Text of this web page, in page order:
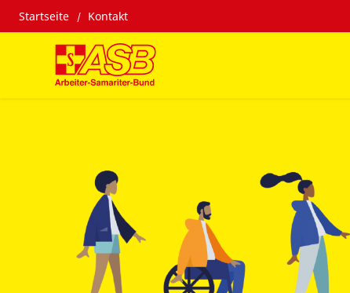
Startseite Kontakt